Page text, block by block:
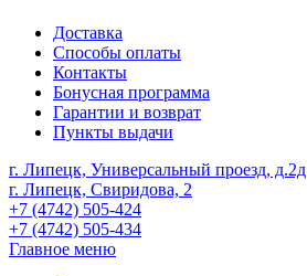
Доставка
Способы оплаты
Контакты
Бонусная программа
Гарантии и возврат
Пункты выдачи
г. Липецк, Универсальный проезд, д.2д
г. Липецк, Свиридова, 2
+7 (4742) 505-424
+7 (4742) 505-434
Главное меню